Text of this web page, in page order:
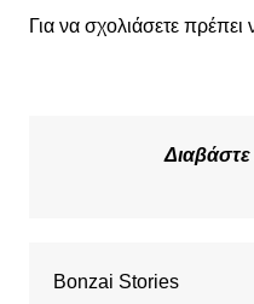
Για να σχολιάσετε πρέπει
Bonzai Stories